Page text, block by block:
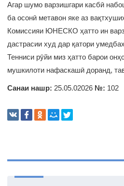
Агар шумо варзишгари касбӣ
ба осонӣ метавон яке аз
Комиссияи ЮНЕСКО ҳатто ин
дастрасии худ дар қатори
Тенниси рӯйи миз ҳатто барои
мушкилоти нафаскашӣ доранд,
Санаи нашр: 25.05.02026 №: 102